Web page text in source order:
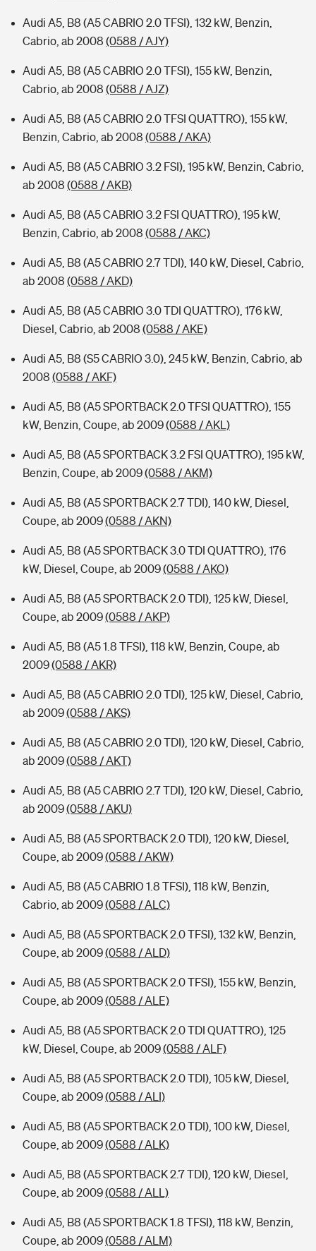
Audi A5, B8 (A5 CABRIO 2.0 TFSI), 132 kW, Benzin,
Cabrio, ab 2008 (0588 / AJY)
Audi A5, B8 (A5 CABRIO 2.0 TFSI), 155 kW, Benzin,
Cabrio, ab 2008 (0588 / AJZ)
Audi A5, B8 (A5 CABRIO 2.0 TFSI QUATTRO), 155 kW,
Benzin, Cabrio, ab 2008 (0588 / AKA)
Audi A5, B8 (A5 CABRIO 3.2 FSI), 195 kW, Benzin, Cabrio,
ab 2008 (0588 / AKB)
Audi A5, B8 (A5 CABRIO 3.2 FSI QUATTRO), 195 kW,
Benzin, Cabrio, ab 2008 (0588 / AKC)
Audi A5, B8 (A5 CABRIO 2.7 TDI), 140 kW, Diesel, Cabrio,
ab 2008 (0588 / AKD)
Audi A5, B8 (A5 CABRIO 3.0 TDI QUATTRO), 176 kW,
Diesel, Cabrio, ab 2008 (0588 / AKE)
Audi A5, B8 (S5 CABRIO 3.0), 245 kW, Benzin, Cabrio, ab
2008 (0588 / AKF)
Audi A5, B8 (A5 SPORTBACK 2.0 TFSI QUATTRO), 155
kW, Benzin, Coupe, ab 2009(0588 / AKL)
Audi A5, B8 (A5 SPORTBACK 3.2 FSI QUATTRO), 195 kW,
Benzin, Coupe, ab 2009(0588 / AKM)
Audi A5, B8 (A5 SPORTBACK 2.7 TDI), 140 kW, Diesel,
Coupe, ab 2009(0588 / AKN)
Audi A5, B8 (A5 SPORTBACK 3.0 TDI QUATTRO), 176
kW, Diesel, Coupe, ab 2009(0588 / AKO)
Audi A5, B8 (A5 SPORTBACK 2.0 TDI), 125 kW, Diesel,
Coupe, ab 2009(0588 / AKP)
Audi A5, B8 (A5 1.8 TFSI), 118 kW, Benzin, Coupe, ab
2009(0588 / AKR)
Audi A5, B8 (A5 CABRIO 2.0 TDI), 125 kW, Diesel, Cabrio,
ab 2009(0588 / AKS)
Audi A5, B8 (A5 CABRIO 2.0 TDI), 120 kW, Diesel, Cabrio,
ab 2009(0588 / AKT)
Audi A5, B8 (A5 CABRIO 2.7 TDI), 120 kW, Diesel, Cabrio,
ab 2009(0588 / AKU)
Audi A5, B8 (A5 SPORTBACK 2.0 TDI), 120 kW, Diesel,
Coupe, ab 2009(0588 / AKW)
Audi A5, B8 (A5 CABRIO 1.8 TFSI), 118 kW, Benzin,
Cabrio, ab 2009(0588 / ALC)
Audi A5, B8 (A5 SPORTBACK 2.0 TFSI), 132 kW, Benzin,
Coupe, ab 2009(0588 / ALD)
Audi A5, B8 (A5 SPORTBACK 2.0 TFSI), 155 kW, Benzin,
Coupe, ab 2009(0588 / ALE)
Audi A5, B8 (A5 SPORTBACK 2.0 TDI QUATTRO), 125
kW, Diesel, Coupe, ab 2009(0588 / ALF)
Audi A5, B8 (A5 SPORTBACK 2.0 TDI), 105 kW, Diesel,
Coupe, ab 2009(0588 / ALI)
Audi A5, B8 (A5 SPORTBACK 2.0 TDI), 100 kW, Diesel,
Coupe, ab 2009(0588 / ALK)
Audi A5, B8 (A5 SPORTBACK 2.7 TDI), 120 kW, Diesel,
Coupe, ab 2009(0588 / ALL)
Audi A5, B8 (A5 SPORTBACK 1.8 TFSI), 118 kW, Benzin,
Coupe, ab 2009(0588 / ALM)